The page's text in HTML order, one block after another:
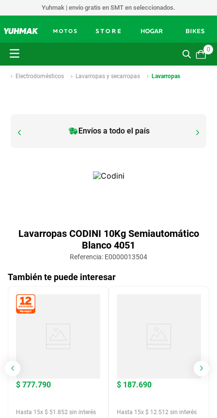
Yuhmak | envío gratis en SMT en seleccionados.
0
Electrodomésticos Lavarropas y secarropas Lavarropas
Envíos a todo el país
Lavarropas CODINI 10Kg Semiautomático
Blanco 4051
Referencia: E0000013504
También te puede interesar
$ 777.790
Hasta 15x $ 51 .852 sin interés
$ 187.690
Hasta 15x $ 12.512 sin interés